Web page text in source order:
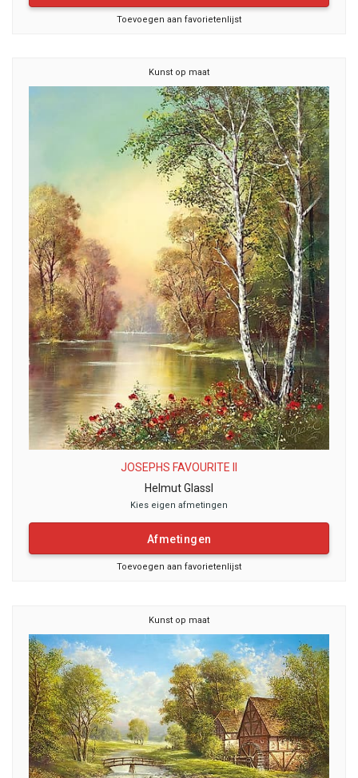
Toevoegen aan favorietenlijst
Kunst op maat
JOSEPHS FAVOURITE II
Helmut Glassl
Kies eigen afmetingen
Afmetingen
Toevoegen aan favorietenlijst
Kunst op maat